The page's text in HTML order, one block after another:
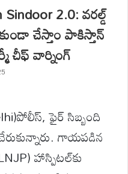
2.0: వరల్డ్
చేస్తాం పాకిస్తాన్
చీఫ్ వార్నింగ్
ఫైర్ సిబ్బంది
గాయపడిన
హాస్పిటల్‌కు